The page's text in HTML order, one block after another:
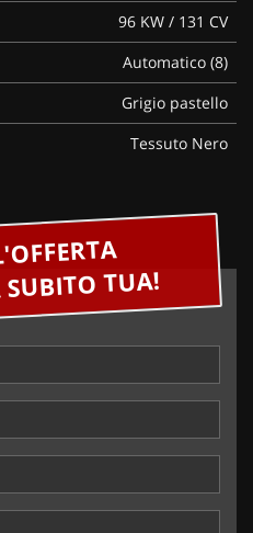
96 KW / 131 CV
Automatico (8)
Grigio pastello
Tessuto Nero
SUBITO TUA!